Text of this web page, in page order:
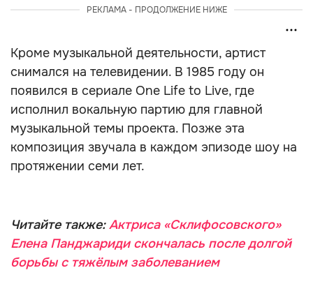
РЕКЛАМА - ПРОДОЛЖЕНИЕ НИЖЕ
Кроме музыкальной деятельности, артист
снимался на телевидении. В 1985 году он
появился в сериале One Life to Live, где
исполнил вокальную партию для главной
музыкальной темы проекта. Позже эта
композиция звучала в каждом эпизоде шоу на
протяжении семи лет.
Читайте также:Актриса «Склифосовского»
Елена Панджариди скончалась после долгой
борьбы с тяжёлым заболеванием